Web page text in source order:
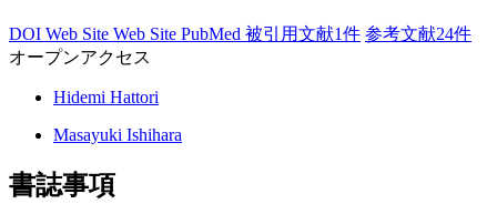
DOI Web Site Web Site PubMed 被引用文献1件 参考文献24件
オープンアクセス
Hidemi Hattori
Masayuki Ishihara
書誌事項